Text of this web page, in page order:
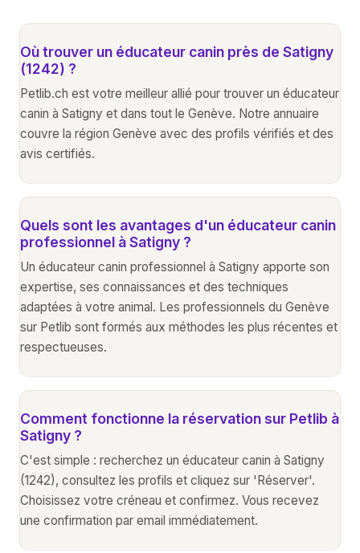
Où trouver un éducateur canin près de Satigny
(1242) ?
Petlib.ch est votre meilleur allié pour trouver un éducateur
canin à Satigny et dans tout le Genève. Notre annuaire
couvre la région Genève avec des profils vérifiés et des
avis certifiés.
Quels sont les avantages d'un éducateur canin
professionnel à Satigny ?
Un éducateur canin professionnel à Satigny apporte son
expertise, ses connaissances et des techniques
adaptées à votre animal. Les professionnels du Genève
sur Petlib sont formés aux méthodes les plus récentes et
respectueuses.
Comment fonctionne la réservation sur Petlib à
Satigny ?
C'est simple : recherchez un éducateur canin à Satigny
(1242), consultez les profils et cliquez sur 'Réserver'.
Choisissez votre créneau et confirmez. Vous recevez
une confirmation par email immédiatement.